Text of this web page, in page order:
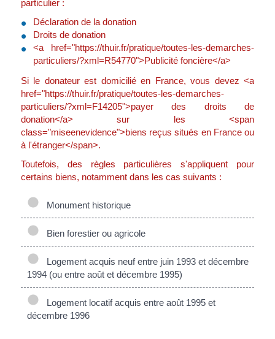
particulier :
Déclaration de la donation
Droits de donation
<a href="https://thuir.fr/pratique/toutes-les-demarches-
particuliers/?xml=R54770">Publicité foncière</a>
Si le donateur est domicilié en France, vous devez <a
href="https://thuir.fr/pratique/toutes-les-demarches-
particuliers/?xml=F14205">payer des droits de
donation</a> sur les <span
class="miseenevidence">biens reçus situés en France ou
à l'étranger</span>.
Toutefois, des règles particulières s'appliquent pour
certains biens, notamment dans les cas suivants :
Monument historique
Bien forestier ou agricole
Logement acquis neuf entre juin 1993 et décembre
1994 (ou entre août et décembre 1995)
Logement locatif acquis entre août 1995 et
décembre 1996